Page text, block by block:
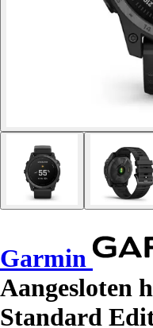
Garmin
Aangesloten
Standard